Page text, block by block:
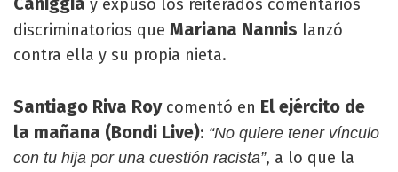
y expuso los reiterados comentarios
discriminatorios que Mariana Nannis lanzó
contra ella y su propia nieta.
Santiago Riva Roycomentó en El ejército de
la mañana (Bondi Live): “No quiere tener vínculo
con tu hija por una cuestión racista”, a lo que la